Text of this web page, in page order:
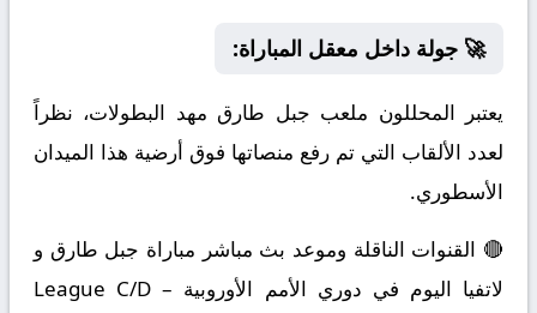
🚀 جولة داخل معقل المباراة:
يعتبر المحللون ملعب جبل طارق مهد البطولات، نظراً
لعدد الألقاب التي تم رفع منصاتها فوق أرضية هذا الميدان
الأسطوري.
🔴 القنوات الناقلة وموعد بث مباشر مباراة جبل طارق و
لاتفيا اليوم في دوري الأمم الأوروبية – League C/D